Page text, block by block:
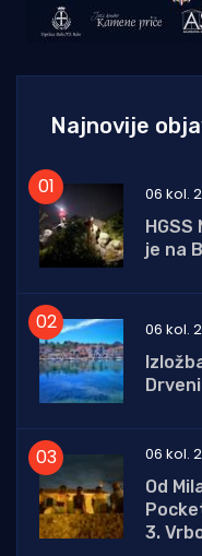
Najnovije
06 kol.
je na
06 kol.
06 kol.
Od
3.